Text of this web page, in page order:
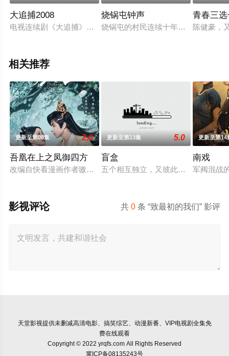
大追捕2008
电视连续剧《大追捕》讲述了在一场不期而至的大地震中，某
烧锅屯钟声
烧锅屯的村民连续十年拖欠国家税款
青春三
陈健豪，
相关推荐
更新至第08集 2.0
吾凰在上之凤御四方
改编自快看漫画作者嗷小泽的独家连载漫画《吾凰在上》。
更新至第13集 5.0
盲盒
五个相互独立，又彼此呼应的故事
更新至第14
南戏
军阀混战
共0 条 “致最初的我们” 影评
影视评论
天堂影视提供未删减高清电影、搞笑综艺、动漫新番、VIP电视剧全集免
费在线观看
Copyright © 2022 yrqfs.com All Rights Reserved
冀ICP备08135243号